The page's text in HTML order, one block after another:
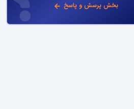
بخش پرسش و پاسخ